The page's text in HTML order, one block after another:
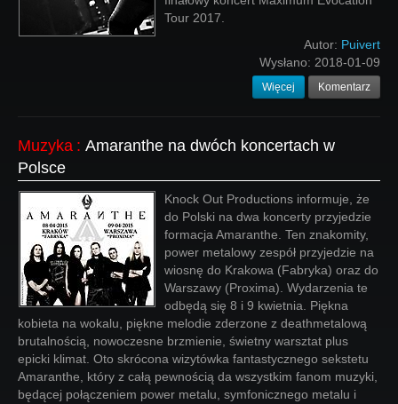
Tour 2017.
Autor: Puivert
Wysłano: 2018-01-09
Więcej Komentarz
Muzyka : Amaranthe na dwóch koncertach w
Polsce
Knock Out Productions informuje, że
do Polski na dwa koncerty przyjedzie
formacja Amaranthe. Ten znakomity,
power metalowy zespół przyjedzie na
wiosnę do Krakowa (Fabryka) oraz do
Warszawy (Proxima). Wydarzenia te
odbędą się 8 i 9 kwietnia. Piękna
kobieta na wokalu, piękne melodie zderzone z deathmetalową
brutalnością, nowoczesne brzmienie, świetny warsztat plus
epicki klimat. Oto skrócona wizytówka fantastycznego sekstetu
Amaranthe, który z całą pewnością da wszystkim fanom muzyki,
będącej połączeniem power metalu, symfonicznego metalu i